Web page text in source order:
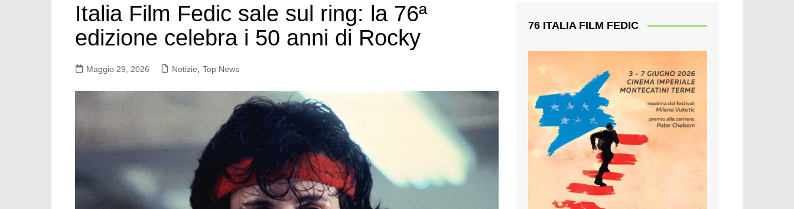
Italia Film Fedic sale sul ring: la 76ª
edizione celebra i 50 anni di Rocky
Maggio 29, 2026 Notizie Top News
76 ITALIA FILM FEDIC